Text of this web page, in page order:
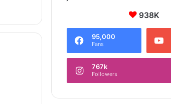
938K
95,000
Fans
767k
Followers